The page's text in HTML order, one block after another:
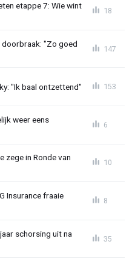
etappe 7: Wie wint
18
"Zo goed
147
"Ik baal ontzettend" 153
weer eens
6
zege in Ronde van
10
Insurance fraaie
8
schorsing uit na
35